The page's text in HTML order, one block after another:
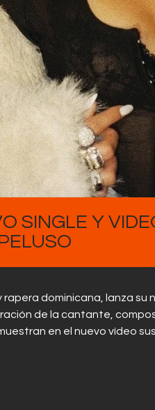
SINGLE Y
dominicana, lanza su
de la cantante,
en el nuevo vídeo